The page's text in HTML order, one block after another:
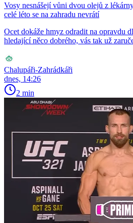
Vosy nesnášejí vůni dvou olejů z
celé léto se na zahradu nevrátí
Ocet dokáže hmyz odradit na opravdu
hledající něco dobrého, vás tak už
Chalupáři-Zahrádkáři
dnes, 14:26
2 min